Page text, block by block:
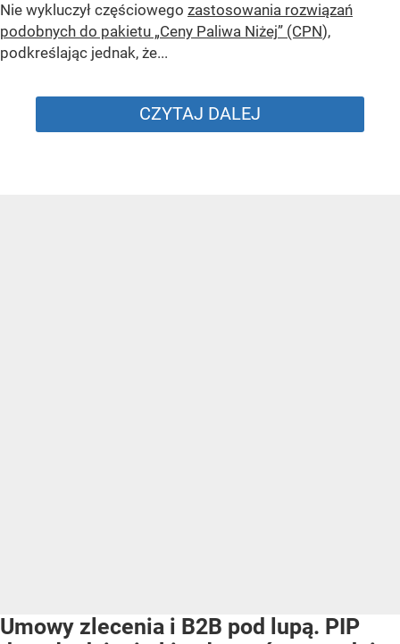
Nie wykluczył częściowego zastosowania rozwiązań
podobnych do pakietu „Ceny Paliwa Niżej” (CPN),
podkreślając jednak, że...
CZYTAJ DALEJ
Umowy zlecenia i B2B pod lupą. PIP